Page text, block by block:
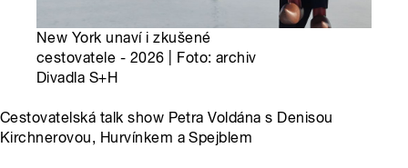
New York unaví i zkušené
cestovatele - 2026 | Foto: archiv
Divadla S+H
Cestovatelská talk show Petra Voldána s Denisou
Kirchnerovou, Hurvínkem a Spejblem